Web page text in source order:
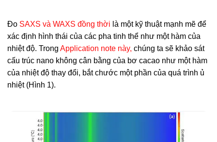
Đo SAXS và WAXS đồng thời là một kỹ thuật mạnh mẽ để
xác định hình thái của các pha tinh thể như một hàm của
nhiệt độ. Trong Application note này, chúng ta sẽ khảo sát
cấu trúc nano không cân bằng của bơ cacao như một hàm
của nhiệt độ thay đổi, bắt chước một phần của quá trình ủ
nhiệt (Hình 1).